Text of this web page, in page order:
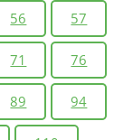
56 57
71 76
89 94